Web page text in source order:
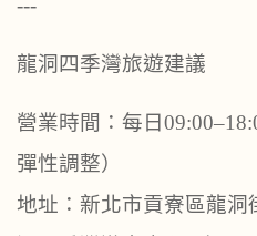
---
龍洞四季灣旅遊建議
營業時間：每日
彈性調整）
地址：新北市貢寮區龍洞